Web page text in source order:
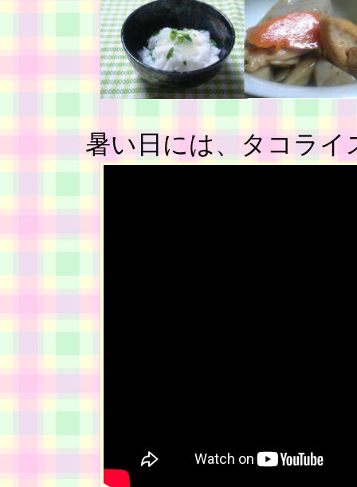
暑い日には、タコラ